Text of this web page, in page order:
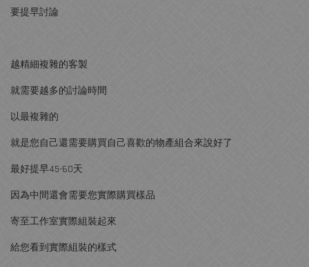
要提早討論
越精細複雜的客製
就需要越多的討論時間
以最複雜的
就是您自己還需要購買自己喜歡的物產組合來說好了
最好提早45-60天
因為中間還會需要您實際購買樣品
寄至工作室實際組裝起來
給您看到實際組裝的樣式